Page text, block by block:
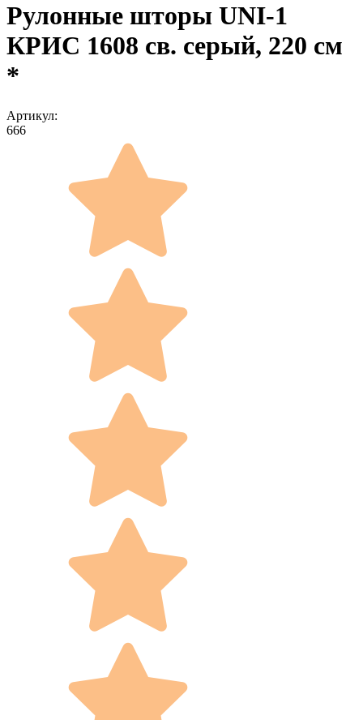
Рулонные шторы UNI-1
КРИС 1608 св. серый, 220 см
*
Артикул:
666